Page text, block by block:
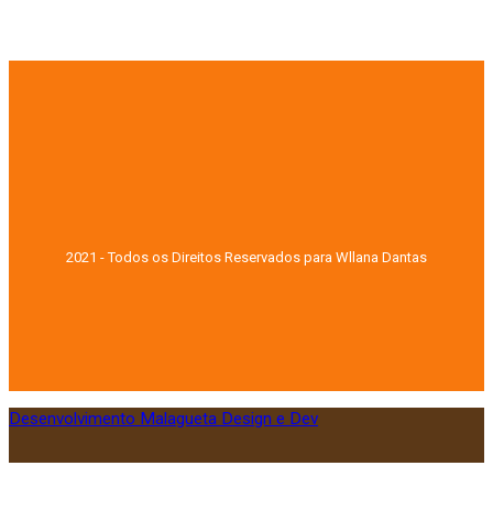
2021 - Todos os Direitos Reservados para Wllana Dantas
Desenvolvimento Malagueta Design e Dev